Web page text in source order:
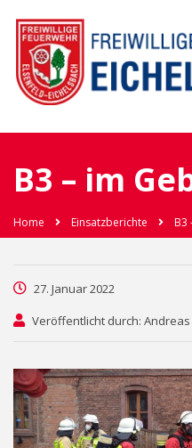
B3 – im
Home Einsatzberichte B3
27. Januar 2022
Veröffentlicht durch: Andreas